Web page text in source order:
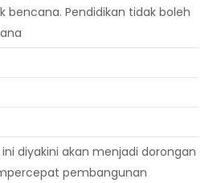
Pendidikan tidak boleh
diyakini akan menjadi dorongan
pembangunan